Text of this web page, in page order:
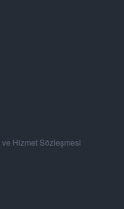
Hizmet Sözleşmesi